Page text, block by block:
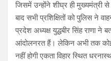
जिसमें उन्होंने शीघ्र ही मुख्यमंत्री
बाद सभी प्रशिक्षितों को पुलिस ने
प्रदेश अध्यक्ष युद्धबीर सिंह राणा ने
आंदोलनरत हैं। लेकिन अभी तक कोई
नहीं होगी एकता विहार स्थित